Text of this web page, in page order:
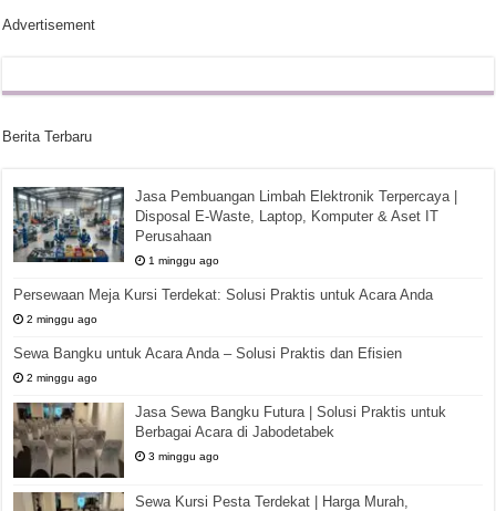
Advertisement
Berita Terbaru
Jasa Pembuangan Limbah Elektronik Terpercaya |
Disposal E-Waste, Laptop, Komputer & Aset IT
Perusahaan
1 minggu ago
Persewaan Meja Kursi Terdekat: Solusi Praktis untuk Acara Anda
2 minggu ago
Sewa Bangku untuk Acara Anda – Solusi Praktis dan Efisien
2 minggu ago
Jasa Sewa Bangku Futura | Solusi Praktis untuk
Berbagai Acara di Jabodetabek
3 minggu ago
Sewa Kursi Pesta Terdekat | Harga Murah,